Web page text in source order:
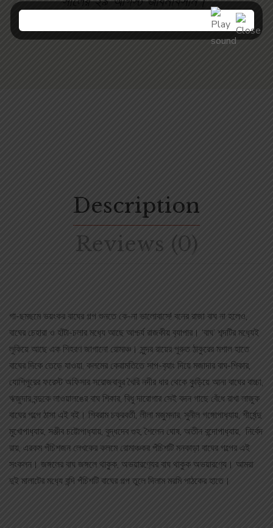
Description
Reviews (0)
গা-ছমছমে ভয়ংকর বাঘের গল্প শুনতে কে-না ভালোবাসে! বনের রাজা বাঘ না হলেও,
বাঘের চেহারা ও হাঁটা-চলার মধ‌্যে আছে আশ্চর্য রাজকীয় ব‌্যাপার। ‌‘বাঘ’ শব্দটির মধ‌্যেই
লুকিয়ে আছে এক শিহরণ জাগানো রোমাঞ্চ। সুন্দর রায়ের পুরুত ঠাকুরের মশাল হাতে
বাঘের দিকে তেড়ে যাওয়া, কলমের কেরামতিতে সাপ-ব‌্যাং দিয়ে মজাদার বাঘ-শিকার,
যোশিপুরের ফরেস্ট অফিসার সরোজবাবুর খৈরি নদীর ধার থেকে কুড়িয়ে আনা বাঘের বাচ্চা,
ঋজুদার বন্দুকে লাওয়ালঙের বাঘ শিকার, বিধু দারোগার সেই বদন গাছে বেঁধে রাখা লাজুক
বাঘের গল্পে ঠাসা এই বই। শিবরাম চক্রবর্তী, লীলা মজুমদার, সুনীল গঙ্গোপাধ‌্যায়, শীর্ষেন্দু
মুখোপাধ‌্যায়, সঞ্জীব চট্টোপাধ‌্যায়, বুদ্ধদেব গুহ, শৈলেন ঘোষ, অতীন বন্দোপাধ‌্যায়, নির্বেদ
রায়, এরকম পঁচিশজন লেখকের কলমে রোমাঞ্চকর পঁচিশটি মনকাড়া বাঘের গল্পের এই
সংকলন। জঙ্গলের বাঘ জঙ্গলে থাকুক, অভয়ারণ‌্যের বাঘ থাকুক অভয়ারণ‌্যে। আমরা
দুই মালাটের মধ‌্যে বন্দি পঁচিশটি বাঘের গল্প তুলে দিলাম মরমি পাঠকের হাতে।